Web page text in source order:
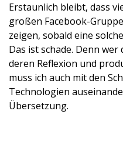
Erstaunlich bleibt, dass
großen Facebook-
zeigen, sobald eine
Das ist schade. Denn
deren Reflexion und
muss ich auch mit den
Technologien
Übersetzung.